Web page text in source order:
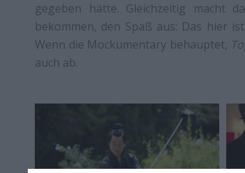
gegeben hätte. Gleichzeitig macht
bekommen, den Spaß aus: Das hier
Wenn die Mockumentary behauptet,
auch ab.